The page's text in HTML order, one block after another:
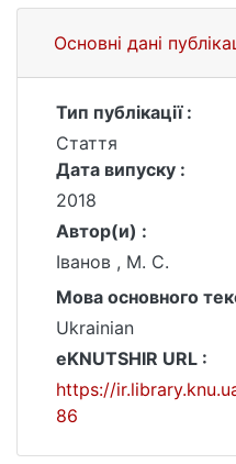
Основні дані
Тип публікації :
Стаття
Дата випуску :
2018
Автор(и) :
Іванов , М. С.
Мова основного
Ukrainian
eKNUTSHIR URL :
https://
86